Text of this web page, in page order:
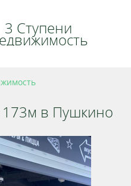
3 Ступени
в Пушкино